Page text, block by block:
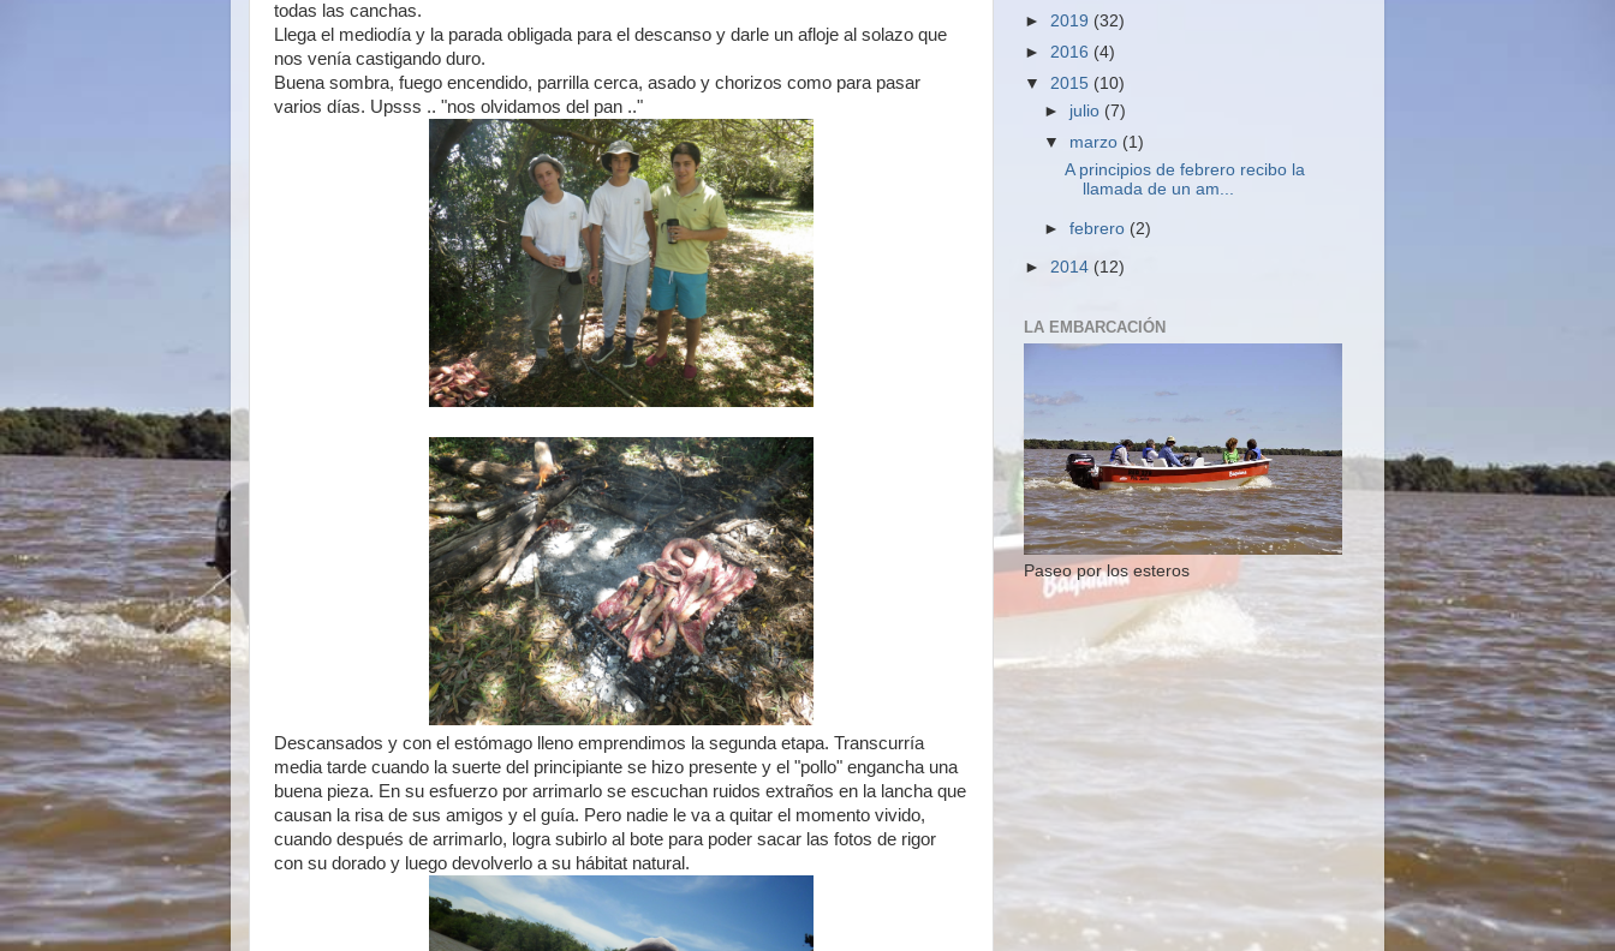
todas las canchas.
Llega el mediodía y la parada obligada para el descanso y darle un afloje al solazo que
nos venía castigando duro.
Buena sombra, fuego encendido, parrilla cerca, asado y chorizos como para pasar
varios días. Upsss .. "nos olvidamos del pan .."
Descansados y con el estómago lleno emprendimos la segunda etapa. Transcurría
media tarde cuando la suerte del principiante se hizo presente y el "pollo" engancha una
buena pieza. En su esfuerzo por arrimarlo se escuchan ruidos extraños en la lancha que
causan la risa de sus amigos y el guía. Pero nadie le va a quitar el momento vivido,
cuando después de arrimarlo, logra subirlo al bote para poder sacar las fotos de rigor
con su dorado y luego devolverlo a su hábitat natural.
► 2019 (32)
► 2016 (4)
▼ 2015 (10)
► julio (7)
▼ marzo (1)
A principios de febrero recibo la
llamada de un am...
►febrero (2)
► 2014 (12)
LA EMBARCACIÓN
Paseo por los esteros